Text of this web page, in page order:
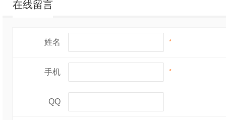
在线留言
姓名 *
手机 *
QQ